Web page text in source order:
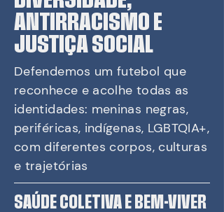
ANTIRRACISMO E
JUSTIÇA SOCIAL
Defendemos um futebol que
reconhece e acolhe todas as
identidades: meninas negras,
periféricas, indígenas, LGBTQIA+,
com diferentes corpos, culturas
e trajetórias
SAÚDE COLETIVA E BEM-VIVER